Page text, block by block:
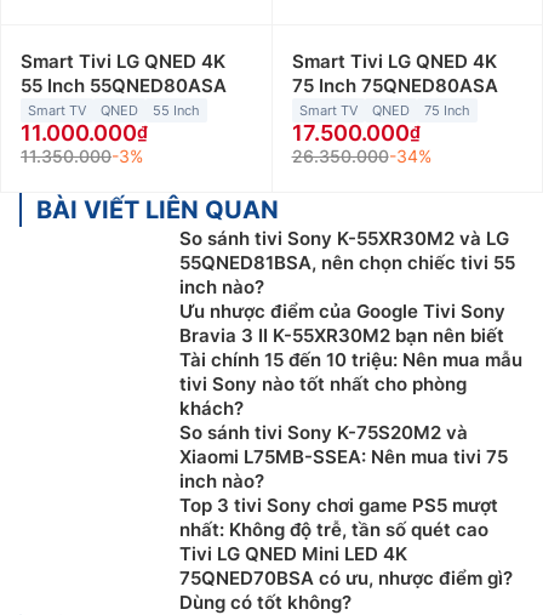
Smart Tivi LG QNED 4K
55 Inch 55QNED80ASA
Smart TV QNED 55 Inch
11.000.000
11.350.000-3%
Smart Tivi LG QNED 4K
75 Inch 75QNED80ASA
Smart TV QNED 75 Inch
17.500.000
26.350.000-34%
BÀI VIẾT LIÊN QUAN
So sánh tivi Sony K-55XR30M2 và LG
55QNED81BSA, nên chọn chiếc tivi 55
inch nào?
Ưu nhược điểm của Google Tivi Sony
Bravia 3 II K-55XR30M2 bạn nên biết
Tài chính 15 đến 10 triệu: Nên mua mẫu
tivi Sony nào tốt nhất cho phòng
khách?
So sánh tivi Sony K-75S20M2 và
Xiaomi L75MB-SSEA: Nên mua tivi 75
inch nào?
Top 3 tivi Sony chơi game PS5 mượt
nhất: Không độ trễ, tần số quét cao
Tivi LG QNED Mini LED 4K
75QNED70BSA có ưu, nhược điểm gì?
Dùng có tốt không?